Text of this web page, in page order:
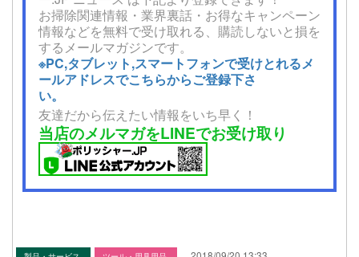
お掃除関連情報・業界裏話・お得なキャンペーン
情報などを無料で受け取れる、購読しないと損を
するメールマガジンです。
※PC,タブレット,スマートフォンで受けとれるメ
ールアドレスでこちらからご登録下さ
い。
友達だから伝えたい情報をいち早く！
当店のメルマガをLINEでお受け取り